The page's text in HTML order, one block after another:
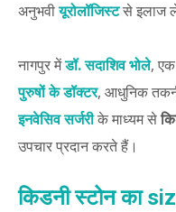
अनुभवीयूरोलॉजिस्टसे इलाज
नागपुर मेंडॉ. सदाशिव भोले, एक
पुरुषों के डॉक्टर, आधुनिक
इनवेसिव सर्जरीके माध्यम से
उपचार प्रदान करते हैं।
किडनी स्टोन का